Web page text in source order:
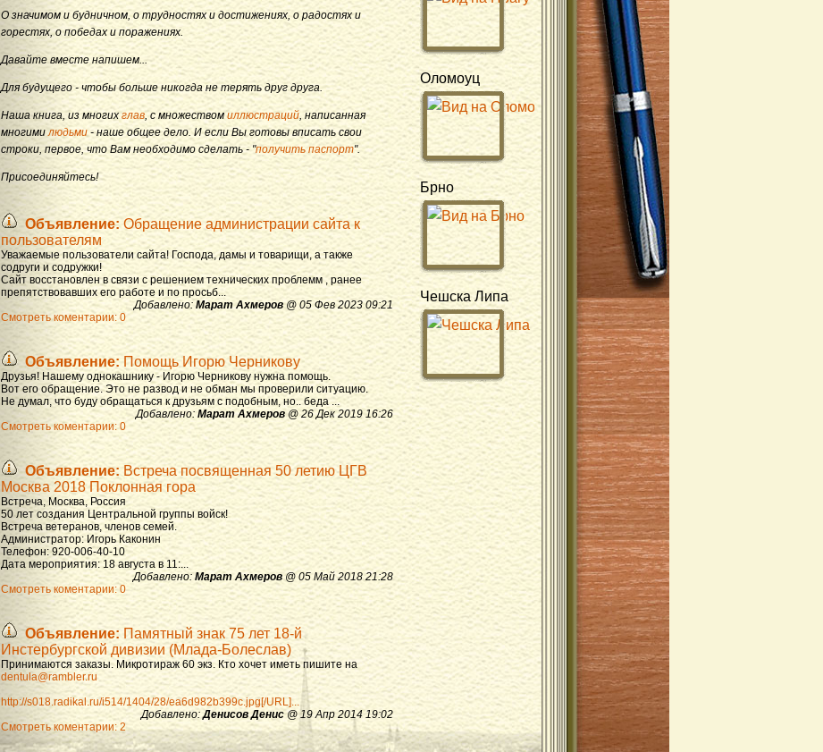
О значимом и будничном, о трудностях и достижениях, о радостях и
горестях, о победах и поражениях.
Давайте вместе напишем...
Для будущего - чтобы больше никогда не терять друг друга.
Наша книга, из многихглав, с множествомиллюстраций , написанная
многимилюдьми - наше общее дело. И если Вы готовы вписать свои
строки, первое, что Вам необходимо сделать - "получить паспорт".
Присоединяйтесь!
Объявление: Обращение администрации сайта к
пользователям
Уважаемые пользователи сайта! Господа, дамы и товарищи, а также
содруги и содружки!
Сайт восстановлен в связи с решением технических проблемм , ранее
препятствовавших его работе и по просьб...
Добавлено: Марат Ахмеров@ 05 Фев 2023 09:21
Смотреть коментарии: 0
Объявление: Помощь Игорю Черникову
Друзья! Нашему однокашнику - Игорю Черникову нужна помощь.
Вот его обращение. Это не развод и не обман мы проверили ситуацию.
Не думал, что буду обращаться к друзьям с подобным, но.. беда ...
Добавлено:Марат Ахмеров @ 26 Дек 2019 16:26
Смотреть коментарии: 0
Объявление: Встреча посвященная 50 летию ЦГВ
Москва 2018 Поклонная гора
Встреча, Москва, Россия
50 лет создания Центральной группы войск!
Встреча ветеранов, членов семей.
Администратор: Игорь Каконин
Телефон: 920-006-40-10
Дата мероприятия: 18 августа в 11:...
Добавлено: Марат Ахмеров @ 05 Май 2018 21:28
Смотреть коментарии: 0
Объявление: Памятный знак 75 лет 18-й
Инстербургской дивизии (Млада-Болеслав)
Принимаются заказы. Микротираж 60 экз. Кто хочет иметь пишите на
dentula@rambler.ru
http://s018.radikal.ru/i514/1404/28/ea6d982b399c.jpg[/URL]...
Добавлено:Денисов Денис @ 19 Апр 2014 19:02
Смотреть коментарии: 2
Оломоуц
Брно
Чешска Липа